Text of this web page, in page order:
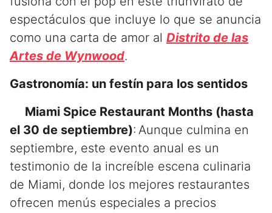
espectáculos que incluye lo que se anuncia
como una carta de amor al Distrito de las
Artes de Wynwood.
Gastronomía: un festín para los sentidos
Miami Spice Restaurant Months (hasta
el 30 de septiembre): Aunque culmina en
septiembre, este evento anual es un
testimonio de la increíble escena culinaria
de Miami, donde los mejores restaurantes
ofrecen menús especiales a precios